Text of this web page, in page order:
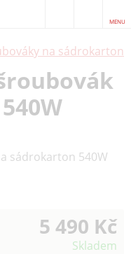
MENU
na sádrokarton
5 490 Kč
Skladem